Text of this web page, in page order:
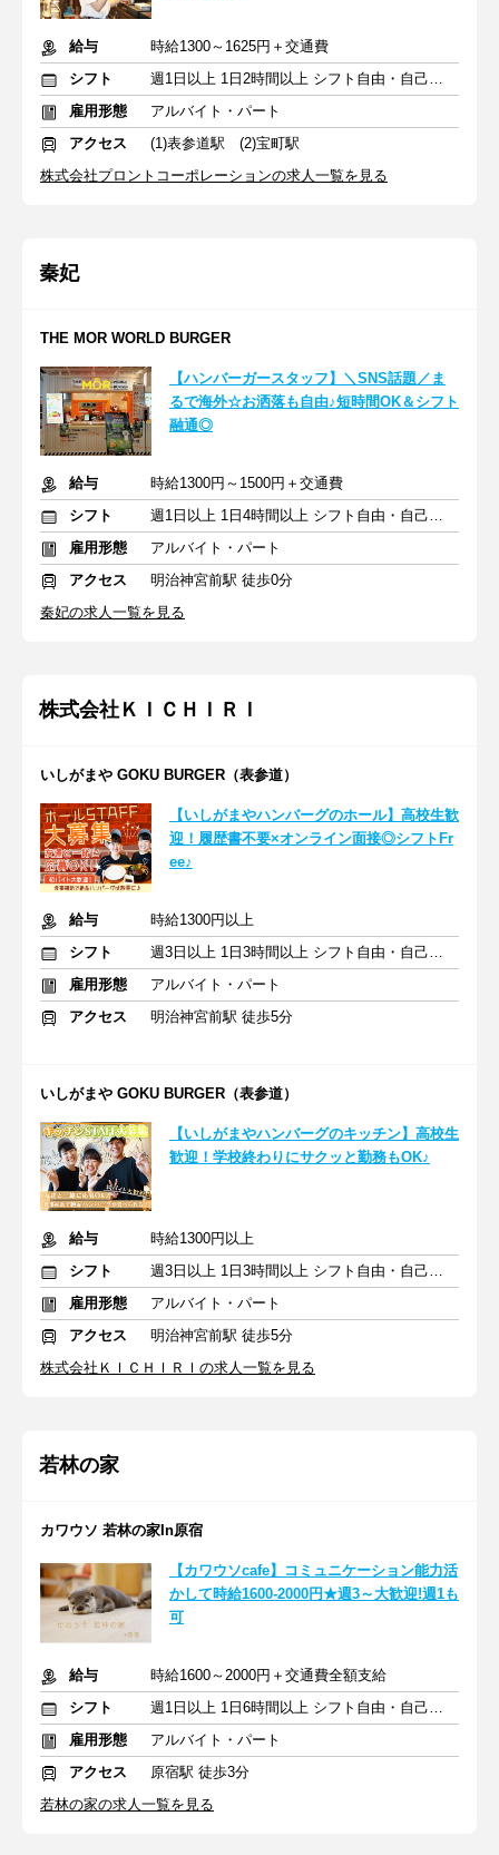
給与
時給1300～1625円＋交通費
シフト
週1日以上 1日2時間以上 シフト自由・自己申告
雇用形態
アルバイト・パート
アクセス
(1)表参道駅 (2)宝町駅
株式会社プロントコーポレーションの求人一覧を見る
秦妃
THE MOR WORLD BURGER
【ハンバーガースタッフ】＼SNS話題／ま
るで海外☆お洒落も自由♪短時間OK＆シフト
融通◎
給与
時給1300円～1500円＋交通費
シフト
週1日以上 1日4時間以上 シフト自由・自己申告
雇用形態
アルバイト・パート
アクセス
明治神宮前駅 徒歩0分
秦妃の求人一覧を見る
株式会社ＫＩＣＨＩＲＩ
いしがまや GOKU BURGER（表参道）
【いしがまやハンバーグのホール】高校生歓
迎！履歴書不要×オンライン面接◎シフトFr
ee♪
給与
時給1300円以上
シフト
週3日以上 1日3時間以上 シフト自由・自己申告
雇用形態
アルバイト・パート
アクセス
明治神宮前駅 徒歩5分
いしがまや GOKU BURGER（表参道）
【いしがまやハンバーグのキッチン】高校生
歓迎！学校終わりにサクッと勤務もOK♪
給与
時給1300円以上
シフト
週3日以上 1日3時間以上 シフト自由・自己申告
雇用形態
アルバイト・パート
アクセス
明治神宮前駅 徒歩5分
株式会社ＫＩＣＨＩＲＩの求人一覧を見る
若林の家
カワウソ 若林の家In原宿
【カワウソcafe】コミュニケーション能力活
かして時給1600-2000円★週3～大歓迎!週1も
可
給与
時給1600～2000円＋交通費全額支給
シフト
週1日以上 1日6時間以上 シフト自由・自己申告
雇用形態
アルバイト・パート
アクセス
原宿駅 徒歩3分
若林の家の求人一覧を見る